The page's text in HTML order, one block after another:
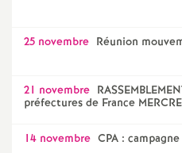
25 novembre Réunion
21 novembre
préfectures de France
14 novembre CPA :